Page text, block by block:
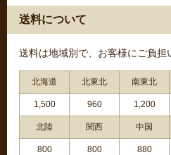
送料について
送料は地域別で、お客様にご負担
北海道 北東北 南東北
1,500 960 1,200
北陸 関西 中国
800 800 880